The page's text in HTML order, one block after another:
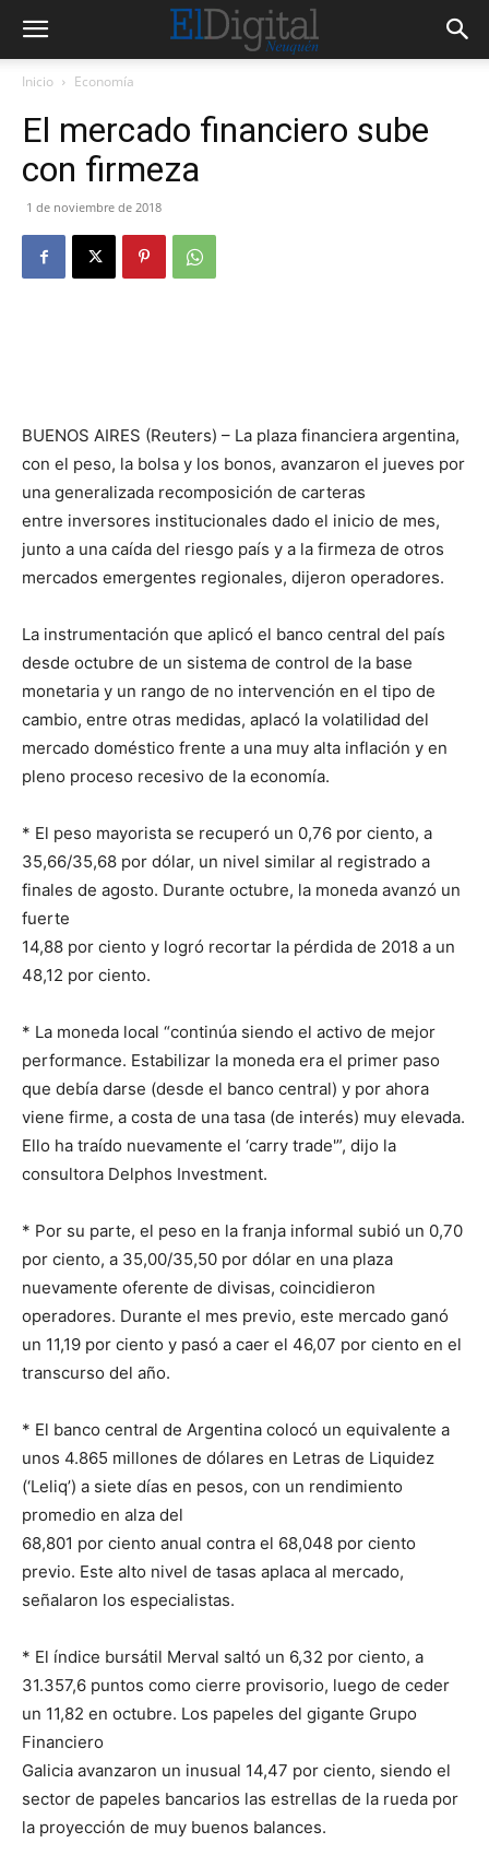
Inicio Economía
El mercado financiero sube
con firmeza
1 de noviembre de 2018
BUENOS AIRES (Reuters) – La plaza financiera argentina,
con el peso, la bolsa y los bonos, avanzaron el jueves por
una generalizada recomposición de carteras
entre inversores institucionales dado el inicio de mes,
junto a una caída del riesgo país y a la firmeza de otros
mercados emergentes regionales, dijeron operadores.
La instrumentación que aplicó el banco central del país
desde octubre de un sistema de control de la base
monetaria y un rango de no intervención en el tipo de
cambio, entre otras medidas, aplacó la volatilidad del
mercado doméstico frente a una muy alta inflación y en
pleno proceso recesivo de la economía.
* El peso mayorista se recuperó un 0,76 por ciento, a
35,66/35,68 por dólar, un nivel similar al registrado a
finales de agosto. Durante octubre, la moneda avanzó un
fuerte
14,88 por ciento y logró recortar la pérdida de 2018 a un
48,12 por ciento.
* La moneda local “continúa siendo el activo de mejor
performance. Estabilizar la moneda era el primer paso
que debía darse (desde el banco central) y por ahora
viene firme, a costa de una tasa (de interés) muy elevada.
Ello ha traído nuevamente el ‘carry trade'”, dijo la
consultora Delphos Investment.
* Por su parte, el peso en la franja informal subió un 0,70
por ciento, a 35,00/35,50 por dólar en una plaza
nuevamente oferente de divisas, coincidieron
operadores. Durante el mes previo, este mercado ganó
un 11,19 por ciento y pasó a caer el 46,07 por ciento en el
transcurso del año.
* El banco central de Argentina colocó un equivalente a
unos 4.865 millones de dólares en Letras de Liquidez
(‘Leliq’) a siete días en pesos, con un rendimiento
promedio en alza del
68,801 por ciento anual contra el 68,048 por ciento
previo. Este alto nivel de tasas aplaca al mercado,
señalaron los especialistas.
* El índice bursátil Merval saltó un 6,32 por ciento, a
31.357,6 puntos como cierre provisorio, luego de ceder
un 11,82 en octubre. Los papeles del gigante Grupo
Financiero
Galicia avanzaron un inusual 14,47 por ciento, siendo el
sector de papeles bancarios las estrellas de la rueda por
la proyección de muy buenos balances.